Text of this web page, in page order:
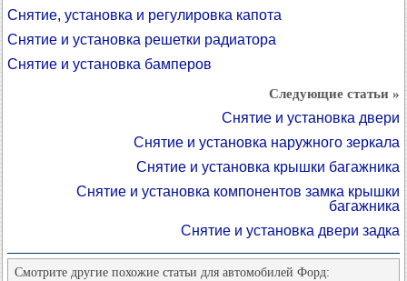
Снятие, установка и регулировка капота
Снятие и установка решетки радиатора
Снятие и установка бамперов
Следующие статьи »
Снятие и установка двери
Снятие и установка наружного зеркала
Снятие и установка крышки багажника
Снятие и установка компонентов замка крышки
багажника
Снятие и установка двери задка
Смотрите другие похожие статьи для автомобилей Форд: